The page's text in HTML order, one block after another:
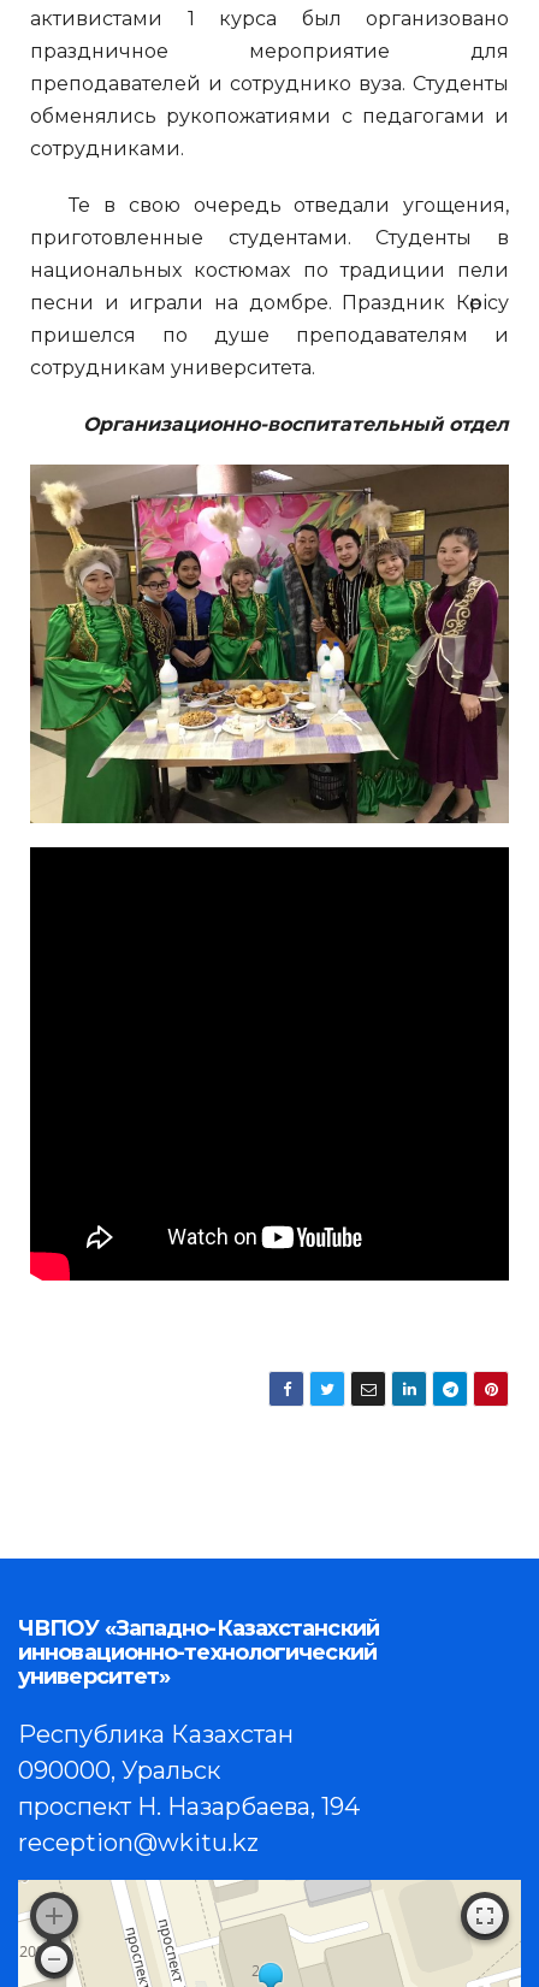
активистами 1 курса был организовано
праздничное мероприятие для
преподавателей и сотруднико вуза. Студенты
обменялись рукопожатиями с педагогами и
сотрудниками.
Те в свою очередь отведали угощения,
приготовленные студентами. Студенты в
национальных костюмах по традиции пели
песни и играли на домбре. Праздник Көрісу
пришелся по душе преподавателям и
сотрудникам университета.
Организационно-воспитательный отдел
ЧВПОУ «Западно-Казахстанский
инновационно-технологический
университет»
Республика Казахстан
090000, Уральск
проспект Н. Назарбаева, 194
reception@wkitu.kz